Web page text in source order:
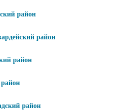
район
район
район
район